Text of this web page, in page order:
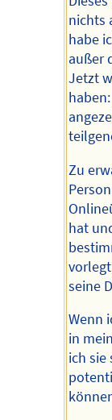
nichts
habe
außer
Jetzt
Zu
hat
seine
Wenn
in
ich sie